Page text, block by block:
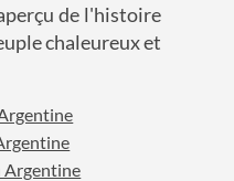
de l'histoire
chaleureux et
Argentine